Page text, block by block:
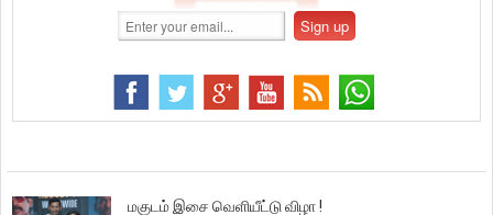
மகுடம் இசை வெளியீட்டு விழா !